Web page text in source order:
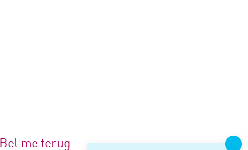
Bel me terug